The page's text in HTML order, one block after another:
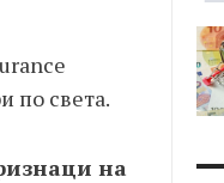
по света.
на